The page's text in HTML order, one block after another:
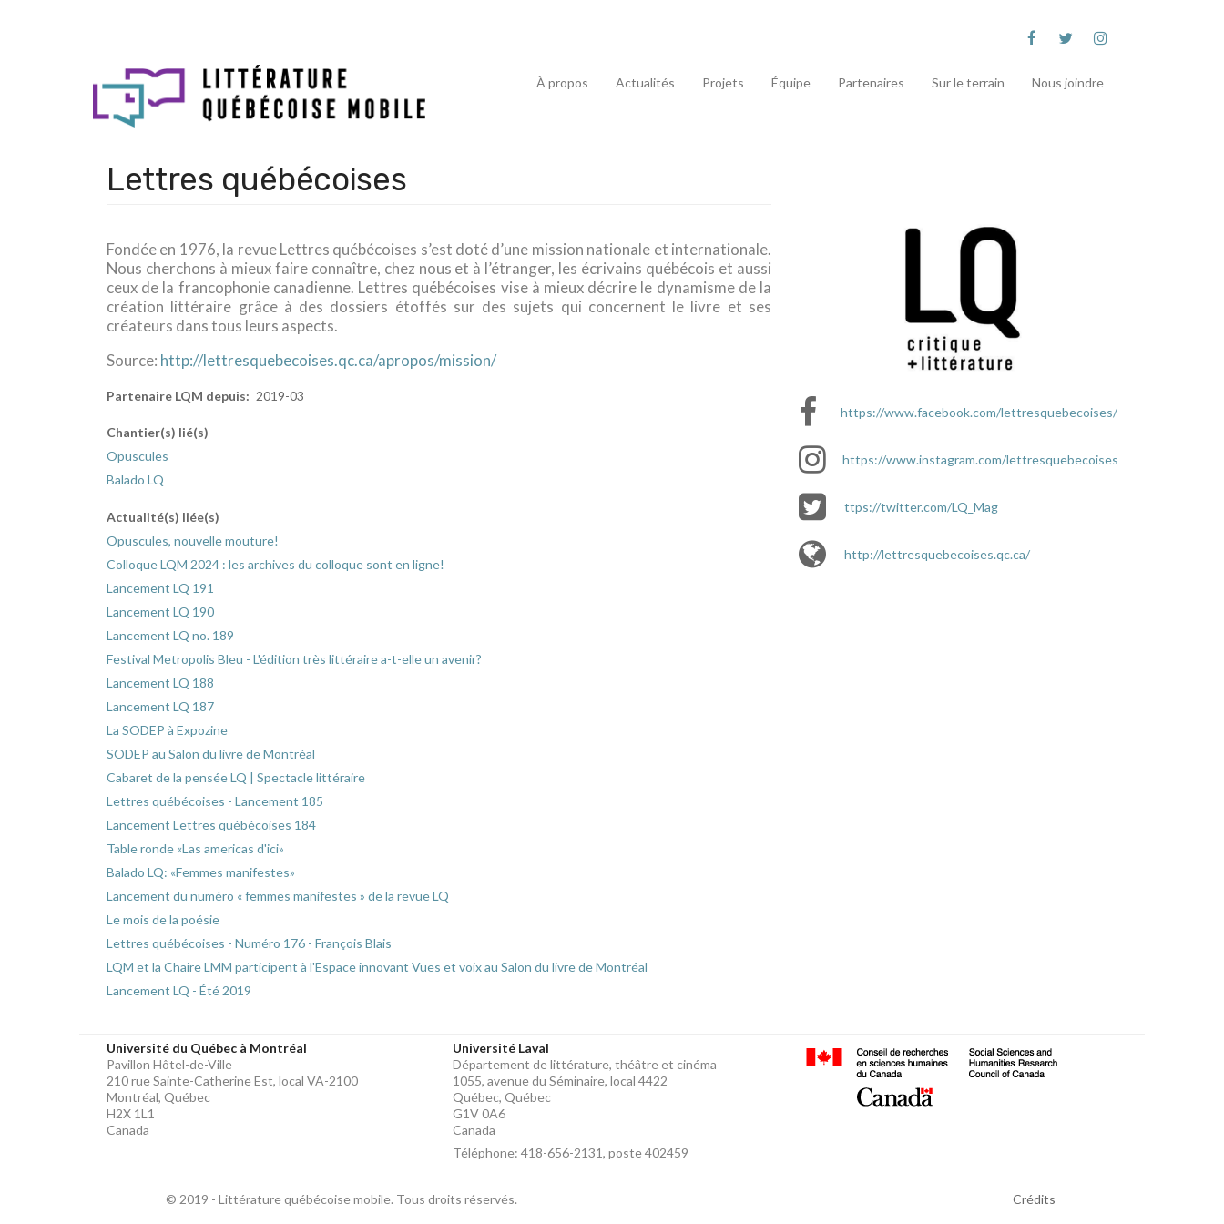
Navigation
principale
À propos Actualités Projets Équipe Partenaires Sur le terrain Nous joindre
Lettres québécoises
Fondée en 1976, la revue Lettres québécoises s’est doté d’une mission nationale et internationale.
Nous cherchons à mieux faire connaître, chez nous et à l’étranger, les écrivains québécois et aussi
ceux de la francophonie canadienne. Lettres québécoises vise à mieux décrire le dynamisme de la
création littéraire grâce à des dossiers étoffés sur des sujets qui concernent le livre et ses
créateurs dans tous leurs aspects.
Source: http://lettresquebecoises.qc.ca/apropos/mission/
Partenaire LQM depuis 2019-03
Chantier(s) lié(s)
Opuscules
Balado LQ
Actualité(s) liée(s)
Opuscules, nouvelle mouture!
Colloque LQM 2024 : les archives du colloque sont en ligne!
Lancement LQ 191
Lancement LQ 190
Lancement LQ no. 189
Festival Metropolis Bleu - L'édition très littéraire a-t-elle un avenir?
Lancement LQ 188
Lancement LQ 187
La SODEP à Expozine
SODEP au Salon du livre de Montréal
Cabaret de la pensée LQ | Spectacle littéraire
Lettres québécoises - Lancement 185
Lancement Lettres québécoises 184
Table ronde «Las americas d'ici»
Balado LQ: «Femmes manifestes»
Lancement du numéro « femmes manifestes » de la revue LQ
Le mois de la poésie
Lettres québécoises - Numéro 176 - François Blais
LQM et la Chaire LMM participent à l'Espace innovant Vues et voix au Salon du livre de Montréal
Lancement LQ - Été 2019
https://www.facebook.com/lettresquebecoises/
https://www.instagram.com/lettresquebecoises/
ttps://twitter.com/LQ_Mag
http://lettresquebecoises.qc.ca/
Université du Québec à Montréal
Pavillon Hôtel-de-Ville
210 rue Sainte-Catherine Est, local VA-2100
Montréal, Québec
H2X 1L1
Canada
Université Laval
Département de littérature, théâtre et cinéma
1055, avenue du Séminaire, local 4422
Québec, Québec
G1V 0A6
Canada
Téléphone: 418-656-2131, poste 402459
© 2019 - Littérature québécoise mobile. Tous droits réservés. Crédits